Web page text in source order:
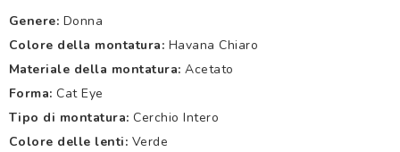
Genere: Donna
Colore della montatura: Havana Chiaro
Materiale della montatura: Acetato
Forma: Cat Eye
Tipo di montatura: Cerchio Intero
Colore delle lenti: Verde